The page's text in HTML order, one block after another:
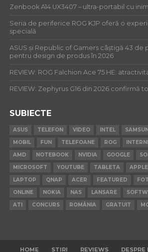
Zenbook A14 UX3407 – ultra-portabil cu
Seria de periferice ROG KJP oferă o
specială
ASUS și Republic of Gamers câștigă 43 de
pentru design de produs în 2026
REVIEW: ROG Falchion Ace 75 HE:
REVIEW: Zephyrus G16 din 2026 confirmă
SUBIECTE
ASUS TELEFON VIDEO INTEL
MOBIL
FUN TELEFOANE ROG
AMD
NOTEBOOK NVIDIA GOOGLE
MICROSOFT
YOUTUBE TABLETA APPLE
LAPTOP
QNAP ACER FEATURED
ONLINE
NOKIA NAS LANSARE
ATI
CONCURS ROMÂNIA GRATUIT
HOME STIRI REVIEWS DESPRE